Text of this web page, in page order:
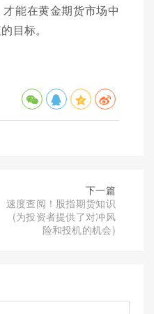
能在黄金期货市场中
目标。
下一篇
速度查阅！股指期货知识
(为投资者提供了对冲风
险和投机的机会)